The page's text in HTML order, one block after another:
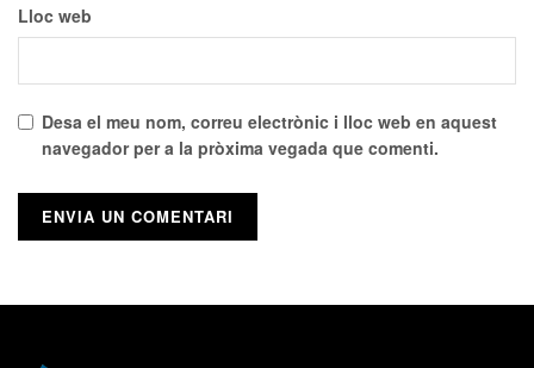
Lloc web
Desa el meu nom, correu electrònic i lloc web en aquest
navegador per a la pròxima vegada que comenti.